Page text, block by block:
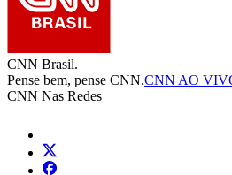
CNN Brasil.
Pense bem, pense CNN.CNN AO
CNN Nas Redes